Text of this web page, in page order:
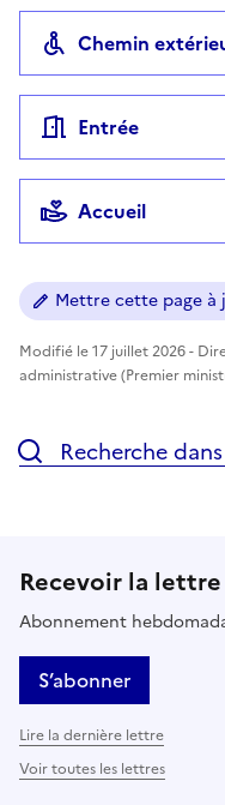
Chemin
Entrée
Accueil
Mettre cette page à
Modifié le 17 juillet 2026 -
administrative (Premier
Recherche
Recevoir la
Abonnement
S’abonner
Lire la dernière lettre
Voir toutes les lettres